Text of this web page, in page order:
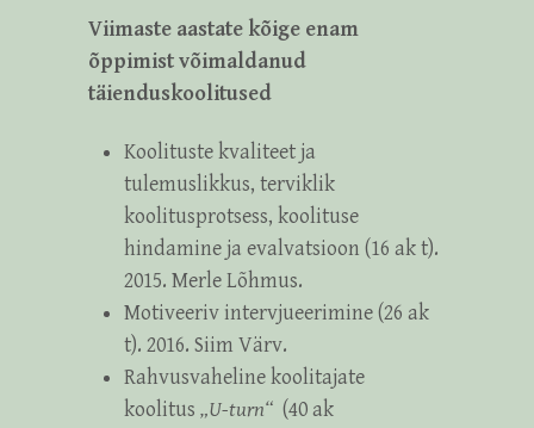
Viimaste aastate kõige enam
õppimist võimaldanud
täienduskoolitused
Koolituste kvaliteet ja
tulemuslikkus, terviklik
koolitusprotsess, koolituse
hindamine ja evalvatsioon (16 ak t).
2015. Merle Lõhmus.
Motiveeriv intervjueerimine (26 ak
t). 2016. Siim Värv.
Rahvusvaheline koolitajate
koolitus „U-turn“ (40 ak